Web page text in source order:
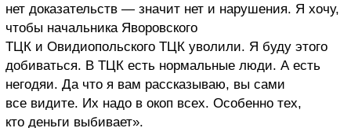
нет доказательств — значит нет и нарушения. Я хочу,
чтобы начальника Яворовского
ТЦК и Овидиопольского ТЦК уволили. Я буду этого
добиваться. В ТЦК есть нормальные люди. А есть
негодяи. Да что я вам рассказываю, вы сами
все видите. Их надо в окоп всех. Особенно тех,
кто деньги выбивает».